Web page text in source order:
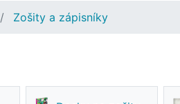
Zošity a zápisníky